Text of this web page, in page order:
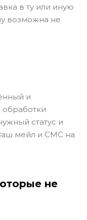
в ту или иную
возможна не
и
обработки
статус и
мейл и СМС на
не